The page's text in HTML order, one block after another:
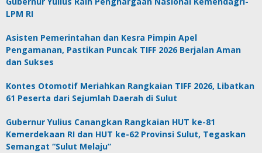
LPM RI
Asisten Pemerintahan dan Kesra Pimpin Apel
Pengamanan, Pastikan Puncak TIFF 2026 Berjalan Aman
dan Sukses
Kontes Otomotif Meriahkan Rangkaian TIFF 2026, Libatkan
61 Peserta dari Sejumlah Daerah di Sulut
Gubernur Yulius Canangkan Rangkaian HUT ke-81
Kemerdekaan RI dan HUT ke-62 Provinsi Sulut, Tegaskan
Semangat “Sulut Melaju”